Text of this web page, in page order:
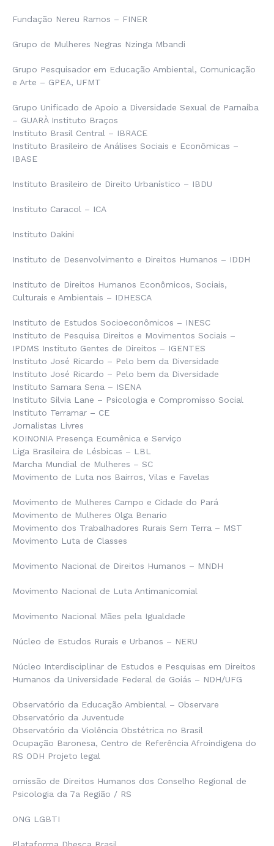
Fundação Nereu Ramos – FINER
Grupo de Mulheres Negras Nzinga Mbandi
Grupo Pesquisador em Educação Ambiental, Comunicação
e Arte – GPEA, UFMT
Grupo Unificado de Apoio a Diversidade Sexual de Parnaíba
– GUARÀ Instituto Braços
Instituto Brasil Central – IBRACE
Instituto Brasileiro de Análises Sociais e Econômicas –
IBASE
Instituto Brasileiro de Direito Urbanístico – IBDU
Instituto Caracol – ICA
Instituto Dakini
Instituto de Desenvolvimento e Direitos Humanos – IDDH
Instituto de Direitos Humanos Econômicos, Sociais,
Culturais e Ambientais – IDHESCA
Instituto de Estudos Socioeconômicos – INESC
Instituto de Pesquisa Direitos e Movimentos Sociais –
IPDMS Instituto Gentes de Direitos – IGENTES
Instituto José Ricardo – Pelo bem da Diversidade
Instituto José Ricardo – Pelo bem da Diversidade
Instituto Samara Sena – ISENA
Instituto Silvia Lane – Psicologia e Compromisso Social
Instituto Terramar – CE
Jornalistas Livres
KOINONIA Presença Ecumênica e Serviço
Liga Brasileira de Lésbicas – LBL
Marcha Mundial de Mulheres – SC
Movimento de Luta nos Bairros, Vilas e Favelas
Movimento de Mulheres Campo e Cidade do Pará
Movimento de Mulheres Olga Benario
Movimento dos Trabalhadores Rurais Sem Terra – MST
Movimento Luta de Classes
Movimento Nacional de Direitos Humanos – MNDH
Movimento Nacional de Luta Antimanicomial
Movimento Nacional Mães pela Igualdade
Núcleo de Estudos Rurais e Urbanos – NERU
Núcleo Interdisciplinar de Estudos e Pesquisas em Direitos
Humanos da Universidade Federal de Goiás – NDH/UFG
Observatório da Educação Ambiental – Observare
Observatório da Juventude
Observatório da Violência Obstétrica no Brasil
Ocupação Baronesa, Centro de Referência Afroindigena do
RS ODH Projeto legal
omissão de Direitos Humanos dos Conselho Regional de
Psicologia da 7a Região / RS
ONG LGBTI